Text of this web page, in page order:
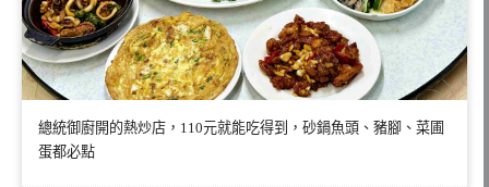
總統御廚開的熱炒店，110元就能吃得到，砂鍋魚頭、豬腳、菜圃
蛋都必點